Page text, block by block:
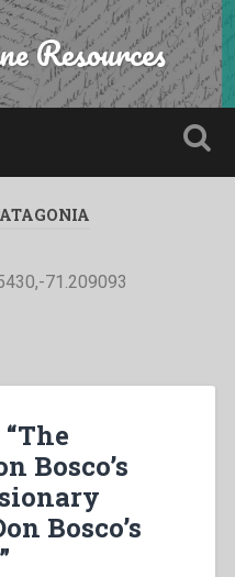
Resources
71.209093
Bosco’s
Bosco’s